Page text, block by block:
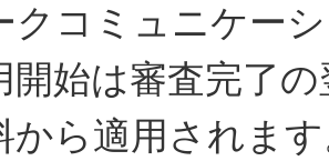
クコミュニケー
開始は審査完了
から適用されま